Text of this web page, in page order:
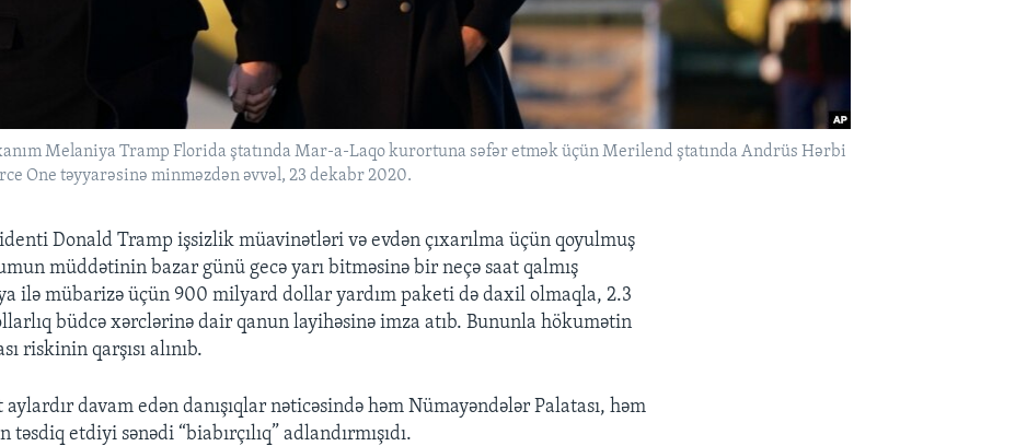
Melaniya Tramp Florida ştatında Mar-a-Laqo kurortuna səfər etmək üçün Merilend ştatında Andrüs Hərbi
One təyyarəsinə minməzdən əvvəl, 23 dekabr 2020.
Donald Tramp işsizlik müavinətləri və evdən çıxarılma üçün qoyulmuş
müddətinin bazar günü gecə yarı bitməsinə bir neçə saat qalmış
ilə mübarizə üçün 900 milyard dollar yardım paketi də daxil olmaqla, 2.3
büdcə xərclərinə dair qanun layihəsinə imza atıb. Bununla hökumətin
riskinin qarşısı alınıb.
davam edən danışıqlar nəticəsində həm Nümayəndələr Palatası, həm
təsdiq etdiyi sənədi “biabırçılıq” adlandırmışıdı.